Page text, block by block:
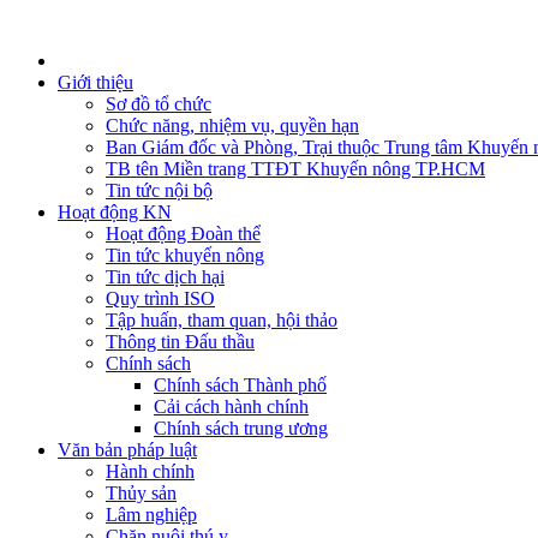
Giới thiệu
Sơ đồ tổ chức
Chức năng, nhiệm vụ, quyền hạn
Ban Giám đốc và Phòng, Trại thuộc Trung tâm Khuyến
TB tên Miền trang TTĐT Khuyến nông TP.HCM
Tin tức nội bộ
Hoạt động KN
Hoạt động Đoàn thể
Tin tức khuyến nông
Tin tức dịch hại
Quy trình ISO
Tập huấn, tham quan, hội thảo
Thông tin Đấu thầu
Chính sách
Chính sách Thành phố
Cải cách hành chính
Chính sách trung ương
Văn bản pháp luật
Hành chính
Thủy sản
Lâm nghiệp